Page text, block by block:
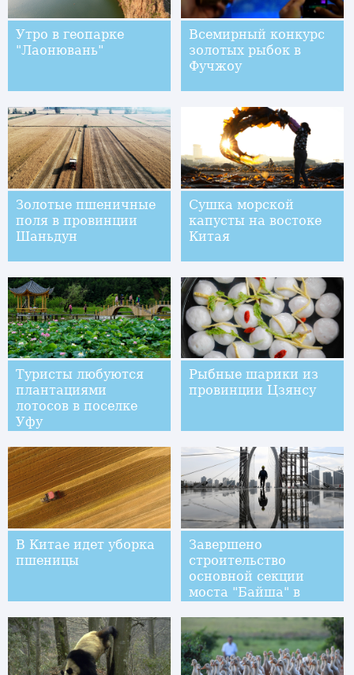
Утро в геопарке
"Лаонювань"
Всемирный конкурс
золотых рыбок в
Фучжоу
Золотые пшеничные
поля в провинции
Шаньдун
Сушка морской
капусты на востоке
Китая
Туристы любуются
плантациями
лотосов в поселке
Уфу
Рыбные шарики из
провинции Цзянсу
В Китае идет уборка
пшеницы
Завершено
строительство
основной секции
моста "Байша" в